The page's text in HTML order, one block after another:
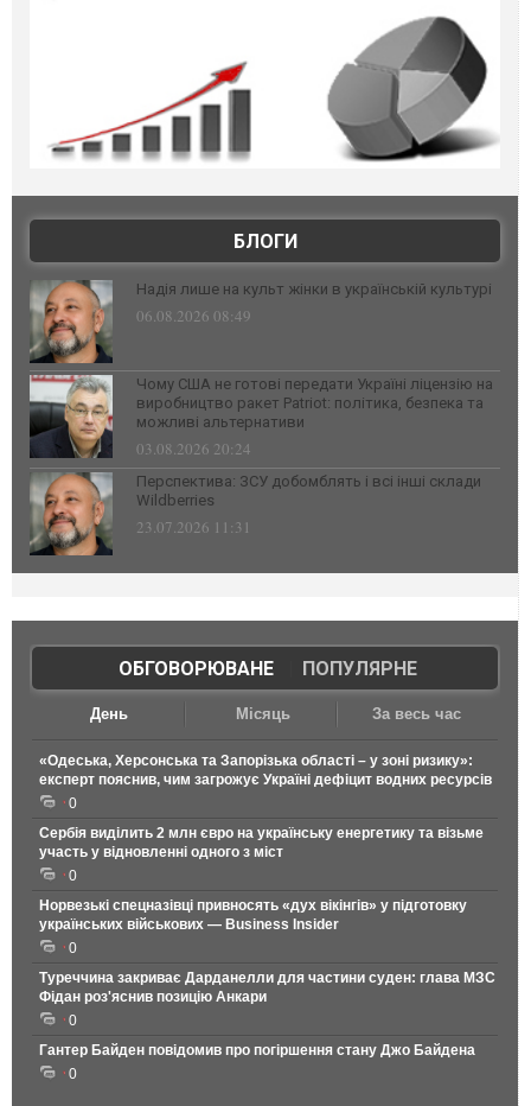
БЛОГИ
Надія лише на культ жінки в українській культурі
06.08.2026 08:49
Чому США не готові передати Україні ліцензію на
виробництво ракет Patriot: політика, безпека та
можливі альтернативи
03.08.2026 20:24
Перспектива: ЗСУ добомблять і всі інші склади
Wildberries
23.07.2026 11:31
ОБГОВОРЮВАНЕ| ПОПУЛЯРНЕ
День Місяць За весь час
«Одеська, Херсонська та Запорізька області – у зоні ризику»:
експерт пояснив, чим загрожує Україні дефіцит водних ресурсів
0
Сербія виділить 2 млн євро на українську енергетику та візьме
участь у відновленні одного з міст
0
Норвезькі спецназівці привносять «дух вікінгів» у підготовку
українських військових — Business Insider
0
Туреччина закриває Дарданелли для частини суден: глава МЗС
Фідан роз'яснив позицію Анкари
0
Гантер Байден повідомив про погіршення стану Джо Байдена
0